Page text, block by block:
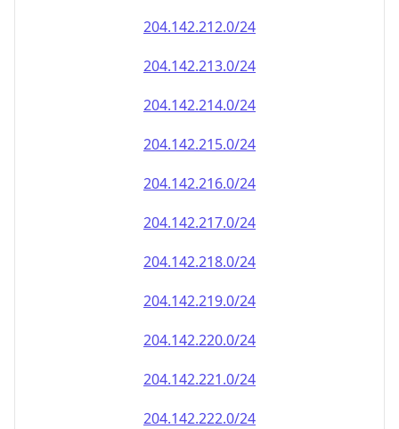
204.142.212.0/24
204.142.213.0/24
204.142.214.0/24
204.142.215.0/24
204.142.216.0/24
204.142.217.0/24
204.142.218.0/24
204.142.219.0/24
204.142.220.0/24
204.142.221.0/24
204.142.222.0/24